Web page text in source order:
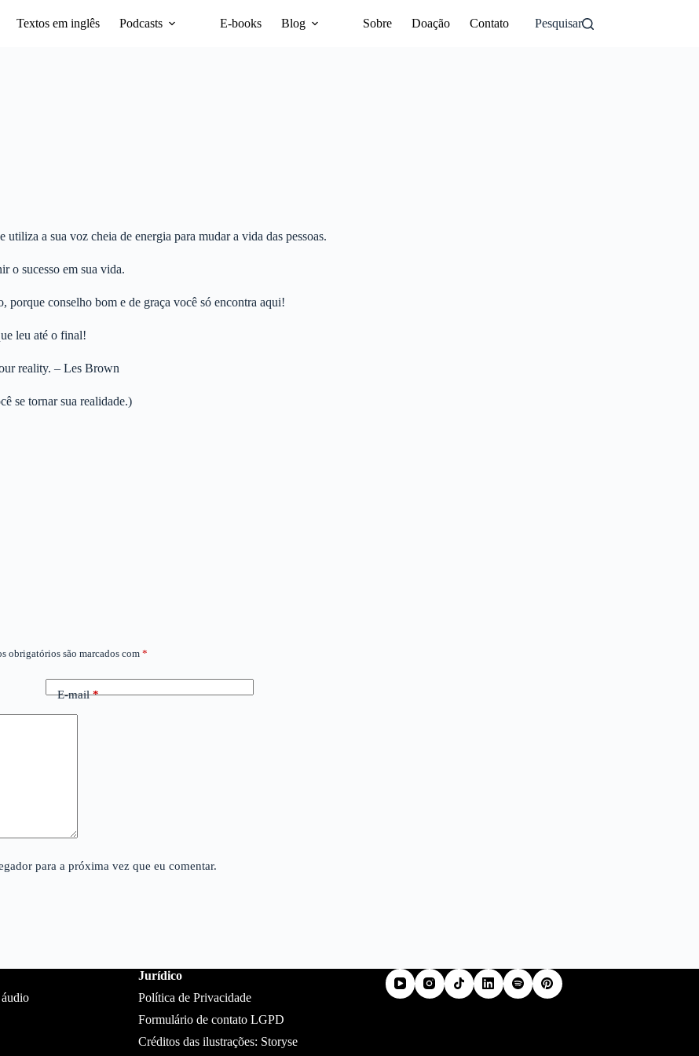
Textos em inglês Podcasts E-books Blog Sobre Doação Contato Pesquisar
a sua voz cheia de energia para mudar a vida das pessoas.
o sucesso em sua vida.
porque conselho bom e de graça você só encontra aqui!
leu até o final!
reality. – Les Brown
se tornar sua realidade.)
obrigatórios são marcados com *
E-mail*
para a próxima vez que eu comentar.
Jurídico
Política de Privacidade
Formulário de contato LGPD
Créditos das ilustrações: Storyse